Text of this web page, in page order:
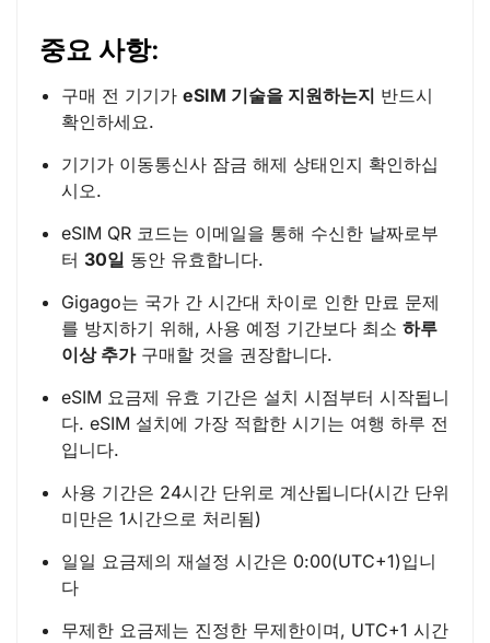
중요 사항:
구매 전 기기가 eSIM 기술을 지원하는지 반드시
확인하세요.
기기가 이동통신사 잠금 해제 상태인지 확인하십
시오.
eSIM QR 코드는 이메일을 통해 수신한 날짜로부
터 30일 동안 유효합니다.
Gigago는 국가 간 시간대 차이로 인한 만료 문제
를 방지하기 위해, 사용 예정 기간보다 최소 하루
이상 추가구매할 것을 권장합니다.
eSIM 요금제 유효 기간은 설치 시점부터 시작됩니
다. eSIM 설치에 가장 적합한 시기는 여행 하루 전
입니다.
사용 기간은 24시간 단위로 계산됩니다(시간 단위
미만은 1시간으로 처리됨)
일일 요금제의 재설정 시간은 0:00(UTC+1)입니
다
무제한 요금제는 진정한 무제한이며, UTC+1 시간